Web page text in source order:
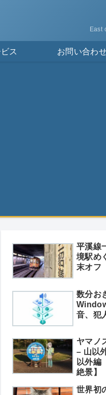
East
ス お問い合わ
平溪線
境駅め
末オフ
数分お
音、犯
ヤマノ
– 山以
以外編
絶景】
世界初